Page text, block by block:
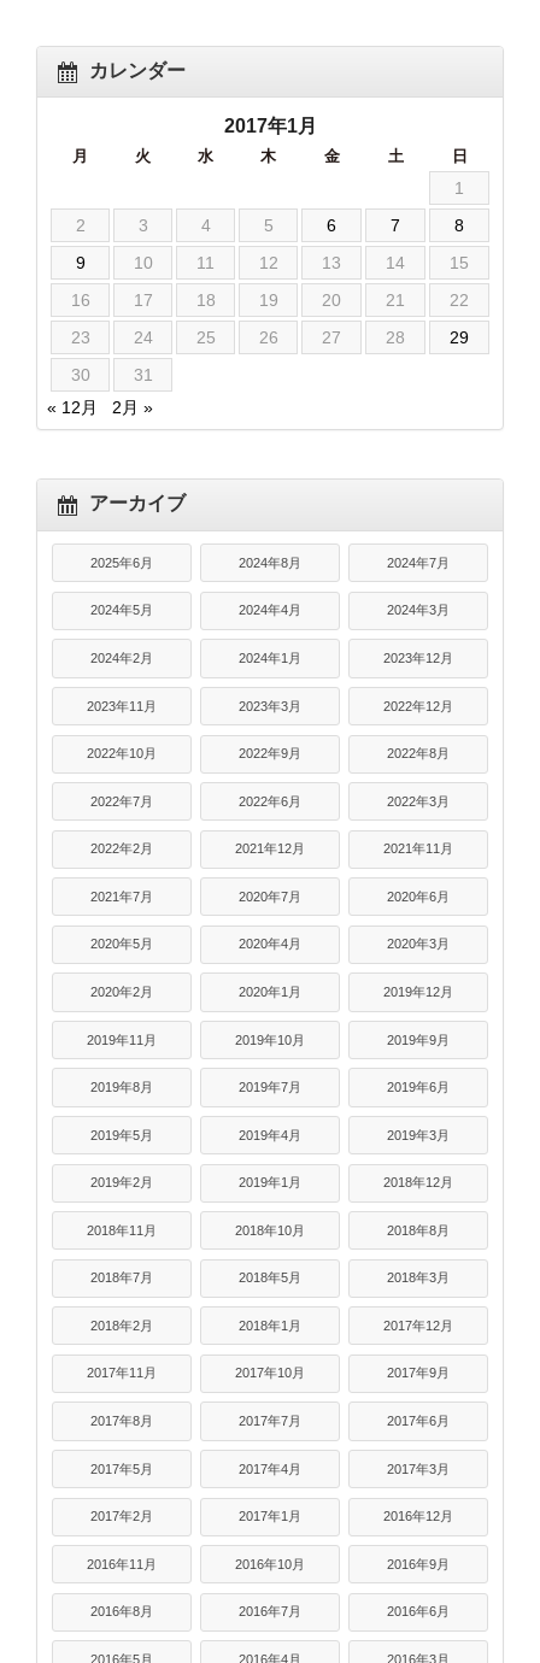
カレンダー
2017年1月
月 火 水 木 金 土 日
1
2
3 4 5 6 7
8
9
10 11 12 13 14
15
16
17 18 19 20 21
22
23
24 25 26 27 28
29
30
31
« 12月
2月 »
アーカイブ
2025年6月 2024年8月 2024年7月
2024年5月 2024年4月 2024年3月
2024年2月 2024年1月 2023年12月
2023年11月 2023年3月 2022年12月
2022年10月 2022年9月 2022年8月
2022年7月 2022年6月 2022年3月
2022年2月 2021年12月 2021年11月
2021年7月 2020年7月 2020年6月
2020年5月 2020年4月 2020年3月
2020年2月 2020年1月 2019年12月
2019年11月 2019年10月 2019年9月
2019年8月 2019年7月 2019年6月
2019年5月 2019年4月 2019年3月
2019年2月 2019年1月 2018年12月
2018年11月 2018年10月 2018年8月
2018年7月 2018年5月 2018年3月
2018年2月 2018年1月 2017年12月
2017年11月 2017年10月 2017年9月
2017年8月 2017年7月 2017年6月
2017年5月 2017年4月 2017年3月
2017年2月 2017年1月 2016年12月
2016年11月 2016年10月 2016年9月
2016年8月 2016年7月 2016年6月
2016年5月 2016年4月 2016年3月